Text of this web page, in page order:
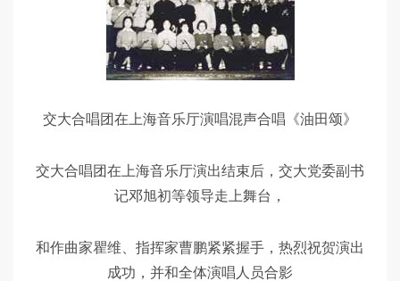
交大合唱团在上海音乐厅演唱混声合唱《油田颂》
交大合唱团在上海音乐厅演出结束后，交大党委副书
记邓旭初等领导走上舞台，
和作曲家瞿维、指挥家曹鹏紧紧握手，热烈祝贺演出
成功，并和全体演唱人员合影